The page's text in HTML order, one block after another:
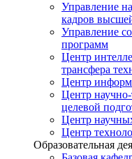
Управление
кадров
Управление
программ
Центр
трансфера
Центр
Центр научно-
целевой
Центр
Центр
Образовательная